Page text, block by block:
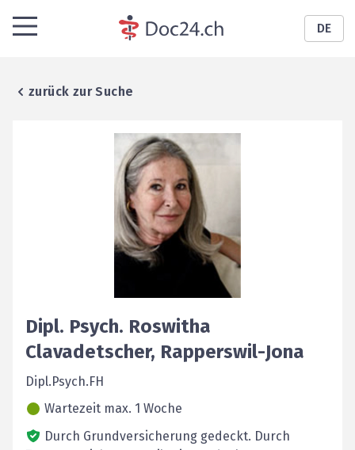
DE
zurück zur Suche
Dipl. Psych. Roswitha
Clavadetscher, Rapperswil-Jona
Dipl.Psych.FH
Wartezeit max. 1 Woche
Durch Grundversicherung gedeckt. Durch